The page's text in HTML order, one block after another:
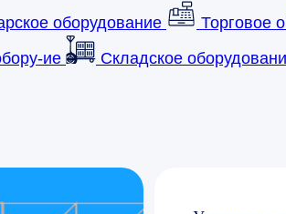
оборудование
Торговое
ие Складское